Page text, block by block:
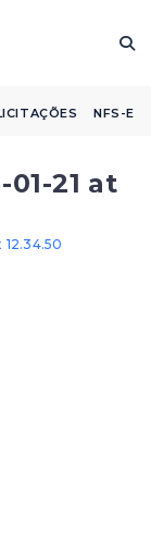
NFS-E
21 at
12.34.50